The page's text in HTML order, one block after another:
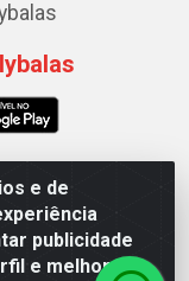
e de
publicidade
e melhorar a
173 Galpão B -
075 - CNPJ